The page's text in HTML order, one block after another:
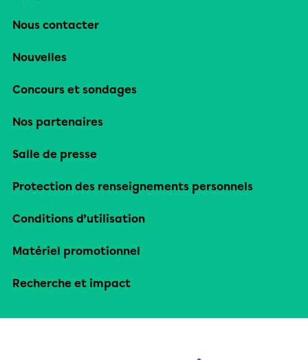
Nous contacter
Nouvelles
Concours et sondages
Nos partenaires
Salle de presse
Protection des renseignements personnels
Conditions d’utilisation
Matériel promotionnel
Recherche et impact